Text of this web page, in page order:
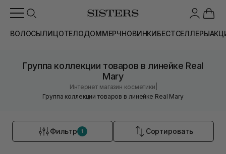
ВОЛОСЫЛИЦОТЕЛОДОММЕРЧНОВИНКИБЕСТСЕЛЛЕРЫ
Группа коллекции товаров в линейке Real
Mary
Интернет магазин косметики
Группа коллекции товаров в линейке Real Mary
Фильтр 1 Сортировать